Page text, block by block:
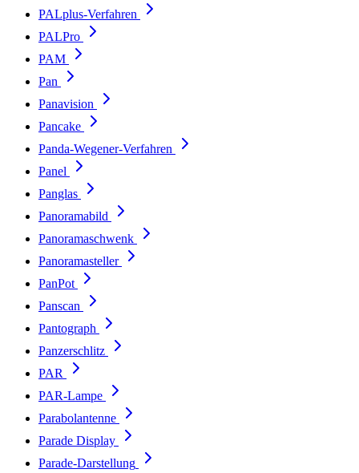
PALplus-Verfahren
PALPro
PAM
Pan
Panavision
Pancake
Panda-Wegener-Verfahren
Panel
Panglas
Panoramabild
Panoramaschwenk
Panoramasteller
PanPot
Panscan
Pantograph
Panzerschlitz
PAR
PAR-Lampe
Parabolantenne
Parade Display
Parade-Darstellung